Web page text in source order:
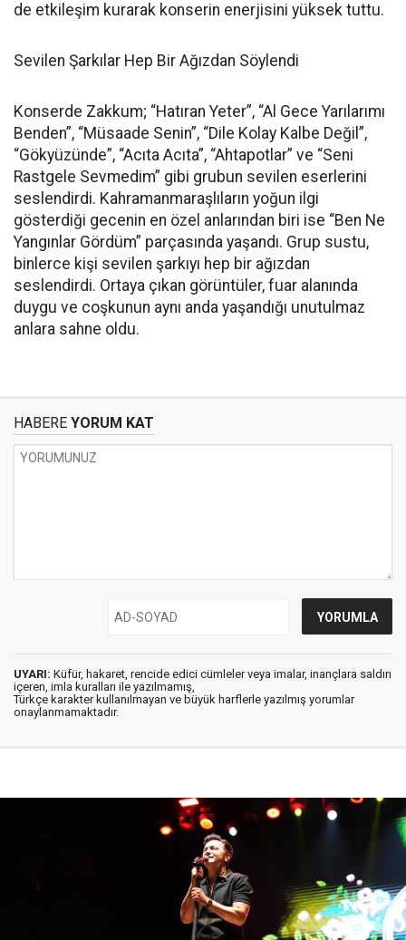
de etkileşim kurarak konserin enerjisini yüksek tuttu.
Sevilen Şarkılar Hep Bir Ağızdan Söylendi
Konserde Zakkum; “Hatıran Yeter”, “Al Gece Yarılarımı
Benden”, “Müsaade Senin”, “Dile Kolay Kalbe Değil”,
“Gökyüzünde”, “Acıta Acıta”, “Ahtapotlar” ve “Seni
Rastgele Sevmedim” gibi grubun sevilen eserlerini
seslendirdi. Kahramanmaraşlıların yoğun ilgi
gösterdiği gecenin en özel anlarından biri ise “Ben Ne
Yangınlar Gördüm” parçasında yaşandı. Grup sustu,
binlerce kişi sevilen şarkıyı hep bir ağızdan
seslendirdi. Ortaya çıkan görüntüler, fuar alanında
duygu ve coşkunun aynı anda yaşandığı unutulmaz
anlara sahne oldu.
HABERE YORUM KAT
UYARI: Küfür, hakaret, rencide edici cümleler veya imalar, inançlara saldırı
içeren, imla kuralları ile yazılmamış,
Türkçe karakter kullanılmayan ve büyük harflerle yazılmış yorumlar
onaylanmamaktadır.